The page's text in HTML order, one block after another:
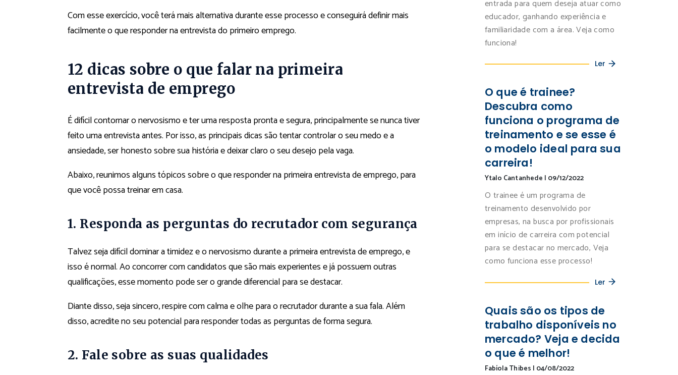
Com esse exercício, você terá mais alternativa durante esse processo e conseguirá definir mais
facilmente o que responder na entrevista do primeiro emprego.
12 dicas sobre o que falar na primeira
entrevista de emprego
É difícil contornar o nervosismo e ter uma resposta pronta e segura, principalmente se nunca tiver
feito uma entrevista antes. Por isso, as principais dicas são tentar controlar o seu medo e a
ansiedade, ser honesto sobre sua história e deixar claro o seu desejo pela vaga.
Abaixo, reunimos alguns tópicos sobre o que responder na primeira entrevista de emprego, para
que você possa treinar em casa.
1. Responda as perguntas do recrutador com segurança
Talvez seja difícil dominar a timidez e o nervosismo durante a primeira entrevista de emprego, e
isso é normal. Ao concorrer com candidatos que são mais experientes e já possuem outras
qualificações,esse momentopode ser o grande diferencial para se destacar.
Diante disso, seja sincero, respire com calma e olhe para o recrutador durante a sua fala.Além
disso, acredite no seu potencial para responder todas as perguntas de forma segura.
2. Fale sobre as suas qualidades
entrada para quem deseja atuar como
educador, ganhando experiência e
familiaridade com a área. Veja como
funciona!
Ler
O que é trainee?
Descubra como
funciona o programa de
treinamento e se esse é
o modelo ideal para sua
carreira!
Ytalo Cantanhede | 09/12/2022
O trainee é um programa de
treinamento desenvolvido por
empresas, na busca por profissionais
em início de carreira com potencial
para se destacar no mercado, Veja
como funciona esse processo!
Ler
Quais são os tipos de
trabalho disponíveis no
mercado? Veja e decida
o que é melhor!
Fabíola Thibes | 04/08/2022